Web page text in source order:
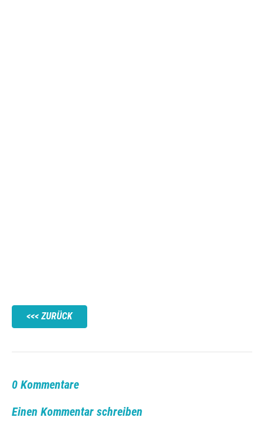
ZURÜCK
0 Kommentare
Einen Kommentar schreiben